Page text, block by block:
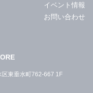
イベント情報
お問い合わせ
区東垂水町762-667 1F